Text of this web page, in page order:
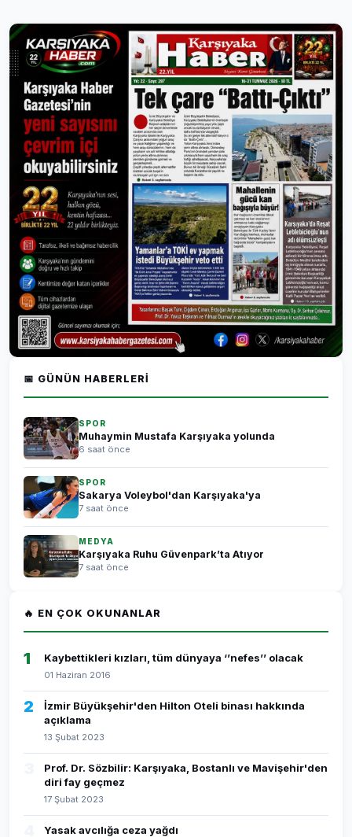
📅 GÜNÜN HABERLERI
SPOR
Muhaymin Mustafa Karşıyaka yolunda
6 saat önce
SPOR
Sakarya Voleybol'dan Karşıyaka'ya
7 saat önce
MEDYA
Karşıyaka Ruhu Güvenpark’ta Atıyor
7 saat önce
🔥 EN ÇOK OKUNANLAR
1 Kaybettikleri kızları, tüm dünyaya ‘’nefes’’ olacak
01 Haziran 2016
2
İzmir Büyükşehir'den Hilton Oteli binası hakkında
açıklama
13 Şubat 2023
Prof. Dr. Sözbilir: Karşıyaka, Bostanlı ve Mavişehir'den
diri fay geçmez
17 Şubat 2023
Yasak avcılığa ceza yağdı